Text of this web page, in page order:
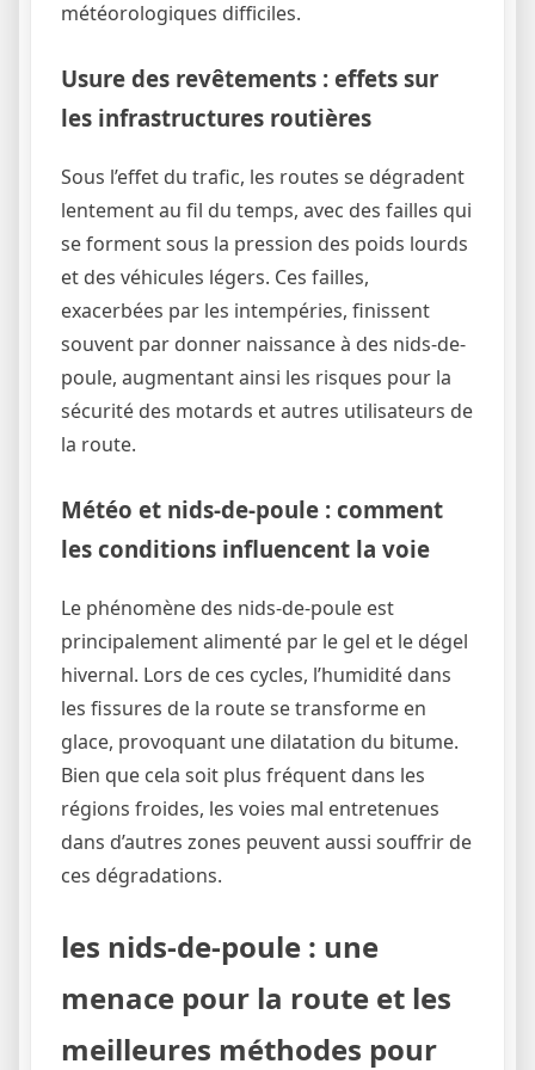
météorologiques difficiles.
Usure des revêtements : effets sur
les infrastructures routières
Sous l’effet du trafic, les routes se dégradent
lentement au fil du temps, avec des failles qui
se forment sous la pression des poids lourds
et des véhicules légers. Ces failles,
exacerbées par les intempéries, finissent
souvent par donner naissance à des nids-de-
poule, augmentant ainsi les risques pour la
sécurité des motards et autres utilisateurs de
la route.
Météo et nids-de-poule : comment
les conditions influencent la voie
Le phénomène des nids-de-poule est
principalement alimenté par le gel et le dégel
hivernal. Lors de ces cycles, l’humidité dans
les fissures de la route se transforme en
glace, provoquant une dilatation du bitume.
Bien que cela soit plus fréquent dans les
régions froides, les voies mal entretenues
dans d’autres zones peuvent aussi souffrir de
ces dégradations.
les nids-de-poule : une
menace pour la route et les
meilleures méthodes pour